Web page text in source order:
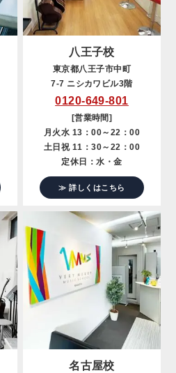
八王子校
東京都八王子市中町
7-7 ニシカワビル3階
0120-649-801
[営業時間]
月火水 13：00～22：00
土日祝 11：30～22：00
定休日：水・金
≫ 詳しくはこちら
名古屋校